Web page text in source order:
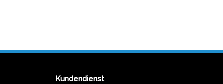
Kundendienst